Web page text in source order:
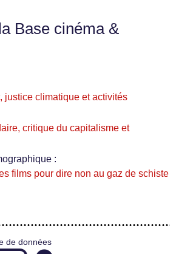
Base cinéma &
justice climatique et activités
critique du capitalisme et
:
films pour dire non au gaz de schiste
de données